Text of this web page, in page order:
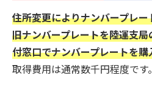
住所変更によりナンバープレ
旧ナンバープレートを陸運支
付窓口でナンバープレートを購
取得費用は通常数千円程度です。